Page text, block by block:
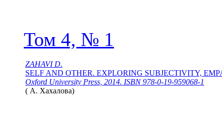
Том 4, № 1
ZAHAVI D.
SELF AND OTHER. EXPLORING SUBJECTIVITY,
Oxford University Press, 2014. ISBN 978-0-19-959068-1
( А. Хахалова)